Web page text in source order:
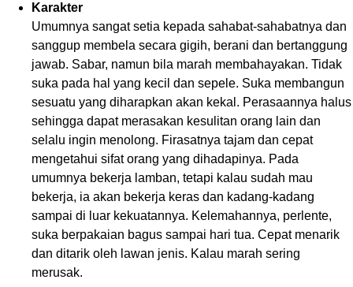
Karakter
Umumnya sangat setia kepada sahabat-sahabatnya dan
sanggup membela secara gigih, berani dan bertanggung
jawab. Sabar, namun bila marah membahayakan. Tidak
suka pada hal yang kecil dan sepele. Suka membangun
sesuatu yang diharapkan akan kekal. Perasaannya halus
sehingga dapat merasakan kesulitan orang lain dan
selalu ingin menolong. Firasatnya tajam dan cepat
mengetahui sifat orang yang dihadapinya. Pada
umumnya bekerja lamban, tetapi kalau sudah mau
bekerja, ia akan bekerja keras dan kadang-kadang
sampai di luar kekuatannya. Kelemahannya, perlente,
suka berpakaian bagus sampai hari tua. Cepat menarik
dan ditarik oleh lawan jenis. Kalau marah sering
merusak.